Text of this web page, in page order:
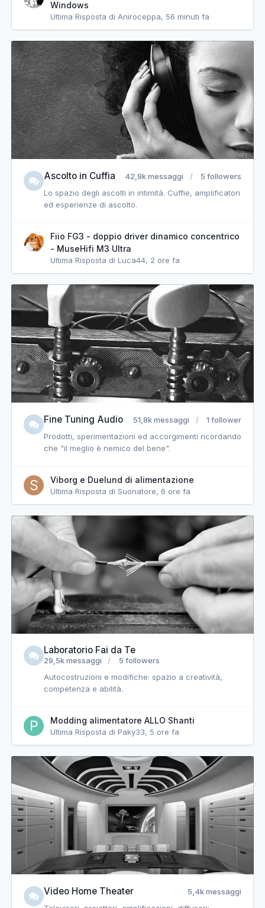
Windows
Ultima Risposta di Aniroceppa, 56 minuti fa
Ascolto in Cuffia 42,9k messaggi
5 followers
Lo spazio degli ascolti in intimità. Cuffie, amplificatori
ed esperienze di ascolto.
Fiio FG3 - doppio driver dinamico concentrico
- MuseHifi M3 Ultra
Ultima Risposta di Luca44, 2 ore fa
Fine Tuning Audio 51,8k messaggi
1 follower
Prodotti, sperimentazioni ed accorgimenti ricordando
che "il meglio è nemico del bene".
Viborg e Duelund di alimentazione
Ultima Risposta di Suonatore, 6 ore fa
Laboratorio Fai da Te
29,5k messaggi
5 followers
Autocostruzioni e modifiche: spazio a creatività,
competenza e abilità.
Modding alimentatore ALLO Shanti
Ultima Risposta di Paky33, 5 ore fa
Video Home Theater
5,4k messaggi